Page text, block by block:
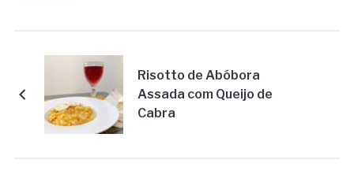
Risotto de Abóbora
Assada com Queijo de
Cabra